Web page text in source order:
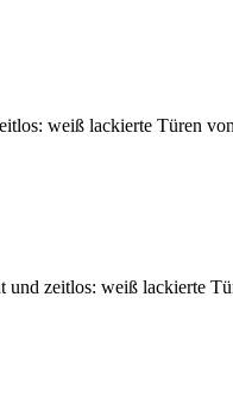
weiß lackierte Türen
zeitlos: weiß lackierte